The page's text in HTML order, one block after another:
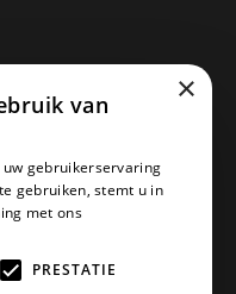
×
van
gebruikerservaring
gebruiken, stemt u in
met ons
PRESTATIE